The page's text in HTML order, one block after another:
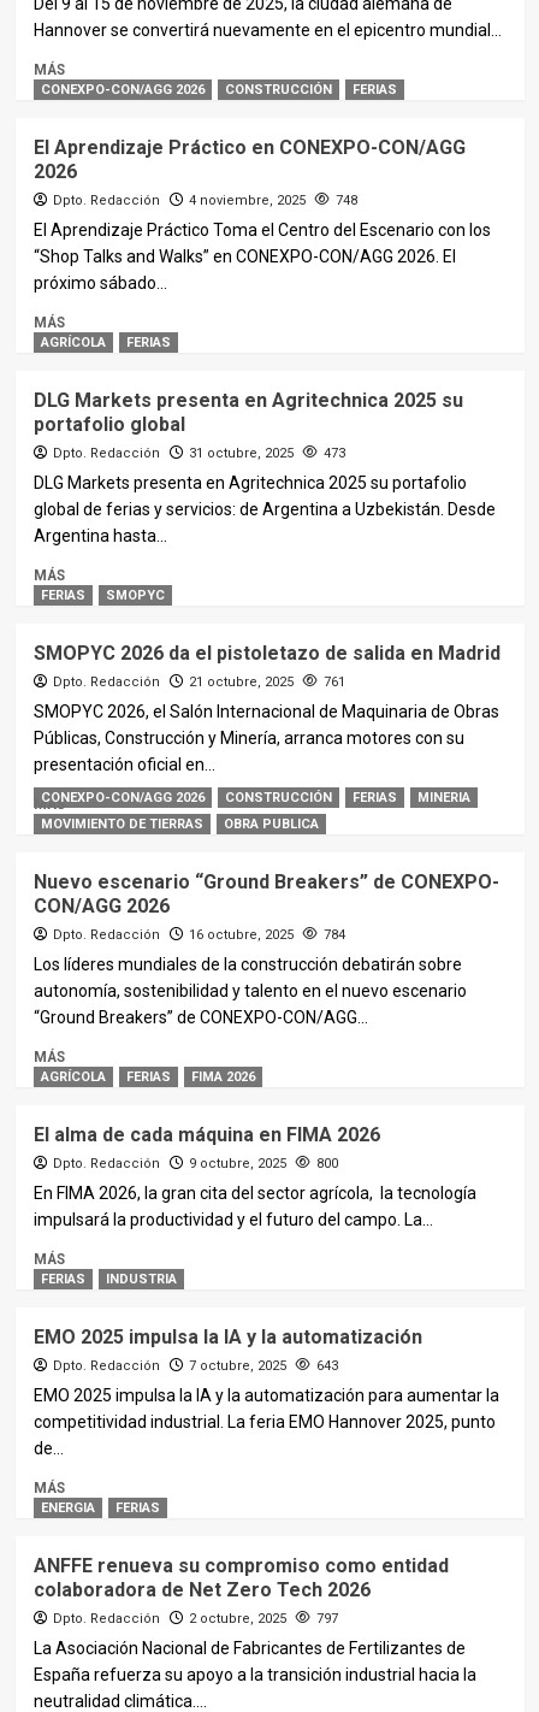
Hannover se convertirá nuevamente en el epicentro mundial...
MÁS
CONEXPO-CON/AGG 2026 CONSTRUCCIÓN FERIAS
El Aprendizaje Práctico en CONEXPO-CON/AGG
2026
Dpto. Redacción 4 noviembre, 2025 748
El Aprendizaje Práctico Toma el Centro del Escenario con los
“Shop Talks and Walks” en CONEXPO-CON/AGG 2026. El
próximo sábado...
MÁS
AGRÍCOLA FERIAS
DLG Markets presenta en Agritechnica 2025 su
portafolio global
Dpto. Redacción 31 octubre, 2025 473
DLG Markets presenta en Agritechnica 2025 su portafolio
global de ferias y servicios: de Argentina a Uzbekistán. Desde
Argentina hasta...
MÁS
FERIAS SMOPYC
SMOPYC 2026 da el pistoletazo de salida en Madrid
Dpto. Redacción 21 octubre, 2025 761
SMOPYC 2026, el Salón Internacional de Maquinaria de Obras
Públicas, Construcción y Minería, arranca motores con su
presentación oficial en...
MÁS
CONEXPO-CON/AGG 2026 CONSTRUCCIÓN FERIAS
MINERIA
MOVIMIENTO DE TIERRAS
OBRA PUBLICA
Nuevo escenario “Ground Breakers” de CONEXPO-
CON/AGG 2026
Dpto. Redacción 16 octubre, 2025 784
Los líderes mundiales de la construcción debatirán sobre
autonomía, sostenibilidad y talento en el nuevo escenario
“Ground Breakers” de CONEXPO-CON/AGG...
MÁS
AGRÍCOLA FERIAS FIMA 2026
El alma de cada máquina en FIMA 2026
Dpto. Redacción 9 octubre, 2025 800
En FIMA 2026, la gran cita del sector agrícola, la tecnología
impulsará la productividad y el futuro del campo. La...
MÁS
FERIAS INDUSTRIA
EMO 2025 impulsa la IA y la automatización
Dpto. Redacción 7 octubre, 2025 643
EMO 2025 impulsa la IA y la automatización para aumentar la
competitividad industrial. La feria EMO Hannover 2025, punto
de...
MÁS
ENERGIA FERIAS
ANFFE renueva su compromiso como entidad
colaboradora de Net Zero Tech 2026
Dpto. Redacción 2 octubre, 2025 797
La Asociación Nacional de Fabricantes de Fertilizantes de
España refuerza su apoyo a la transición industrial hacia la
neutralidad climática....